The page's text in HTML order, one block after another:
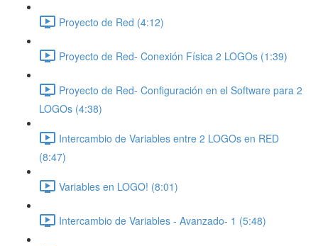
Proyecto de Red (4:12)
Proyecto de Red- Conexión Física 2 LOGOs (1:39)
Proyecto de Red- Configuración en el Software para 2
LOGOs (4:38)
Intercambio de Variables entre 2 LOGOs en RED
(8:47)
Variables en LOGO! (8:01)
Intercambio de Variables - Avanzado- 1 (5:48)